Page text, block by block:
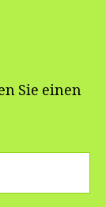
Sie einen